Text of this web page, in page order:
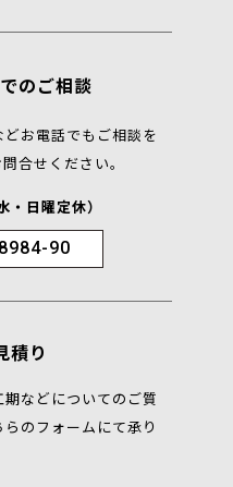
のご相談
お電話でもご相談を
合せください。
日曜定休）
90
積り
などについてのご質
のフォームにて承り